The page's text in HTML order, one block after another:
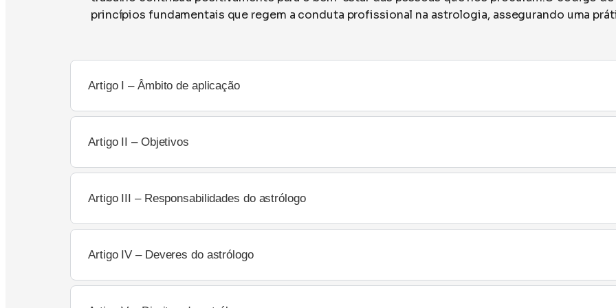
princípios fundamentais que regem a conduta profissional na astrologia, assegurando uma
Artigo I – Âmbito de aplicação
Artigo II – Objetivos
Artigo III – Responsabilidades do astrólogo
Artigo IV – Deveres do astrólogo